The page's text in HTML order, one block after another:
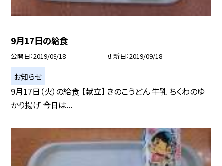
9月17日の給食
公開日 2019/09/18 更新日 2019/09/18
お知らせ
9月17日（火）の給食 【献立】 きのこうどん 牛乳 ちくわのゆ
かり揚げ 今日は...